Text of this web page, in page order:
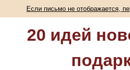
Если письмо не отображается,
20 идей